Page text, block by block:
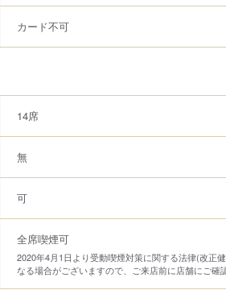
カード不可
14席
無
可
全席喫煙可
2020年4月1日より受動喫煙対策に関する法律(改正
なる場合がございますので、ご来店前に店舗にご確